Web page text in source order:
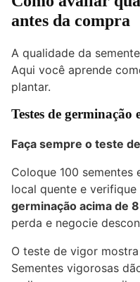
antes da compra
A qualidade da
Aqui você aprende
plantar.
Testes de germinação
Faça sempre o teste
Coloque 100 sementes
local quente e verifique
germinação acima de
perda e negocie
O teste de vigor
Sementes vigorosas